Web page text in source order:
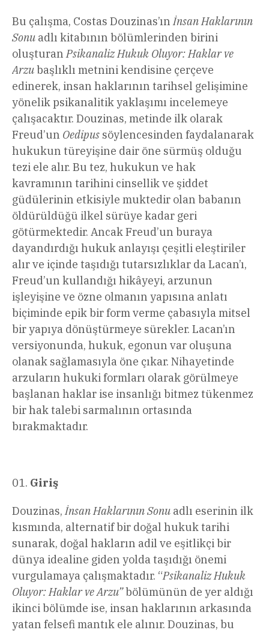
Bu çalışma, Costas Douzinas’ınİnsan Haklarının
Sonu adlı kitabının bölümlerinden birini
oluşturanPsikanaliz Hukuk Oluyor: Haklar ve
Arzubaşlıklı metnini kendisine çerçeve
edinerek, insan haklarının tarihsel gelişimine
yönelik psikanalitik yaklaşımı incelemeye
çalışacaktır. Douzinas, metinde ilk olarak
Freud’un Oedipus söylencesinden faydalanarak
hukukun türeyişine dair öne sürmüş olduğu
tezi ele alır. Bu tez, hukukun ve hak
kavramının tarihini cinsellik ve şiddet
güdülerinin etkisiyle muktedir olan babanın
öldürüldüğü ilkel sürüye kadar geri
götürmektedir. Ancak Freud’un buraya
dayandırdığı hukuk anlayışı çeşitli eleştiriler
alır ve içinde taşıdığı tutarsızlıklar da Lacan’ı,
Freud’un kullandığı hikâyeyi, arzunun
işleyişine ve özne olmanın yapısına anlatı
biçiminde epik bir form verme çabasıyla mitsel
bir yapıya dönüştürmeye sürekler. Lacan’ın
versiyonunda, hukuk, egonun var oluşuna
olanak sağlamasıyla öne çıkar. Nihayetinde
arzuların hukuki formları olarak görülmeye
başlanan haklar ise insanlığı bitmez tükenmez
bir hak talebi sarmalının ortasında
bırakmaktadır.
Giriş
Douzinas,İnsan Haklarının Sonu adlı eserinin ilk
kısmında, alternatif bir doğal hukuk tarihi
sunarak, doğal hakların adil ve eşitlikçi bir
dünya idealine giden yolda taşıdığı önemi
vurgulamaya çalışmaktadır. “Psikanaliz Hukuk
Oluyor: Haklar ve Arzu”bölümünün de yer aldığı
ikinci bölümde ise, insan haklarının arkasında
yatan felsefi mantık ele alınır. Douzinas, bu